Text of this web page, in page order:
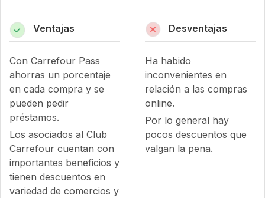
Ventajas
Con Carrefour Pass
ahorras un porcentaje
en cada compra y se
pueden pedir
préstamos.
Los asociados al Club
Carrefour cuentan con
importantes beneficios y
tienen descuentos en
variedad de comercios y
Desventajas
Ha habido
inconvenientes en
relación a las compras
online.
Por lo general hay
pocos descuentos que
valgan la pena.